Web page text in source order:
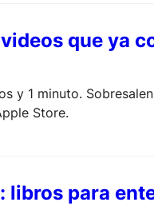
que ya
y 1 minuto.
Store.
libros para